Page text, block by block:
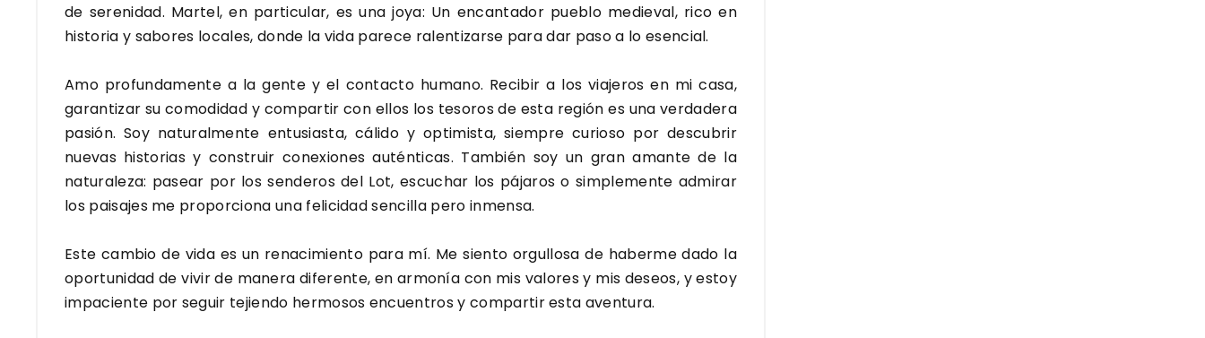
de serenidad. Martel, en particular, es una joya: Un encantador pueblo medieval, rico en
historia y sabores locales, donde la vida parece ralentizarse para dar paso a lo esencial.
Amo profundamente a la gente y el contacto humano. Recibir a los viajeros en mi casa,
garantizar su comodidad y compartir con ellos los tesoros de esta región es una verdadera
pasión. Soy naturalmente entusiasta, cálido y optimista, siempre curioso por descubrir
nuevas historias y construir conexiones auténticas. También soy un gran amante de la
naturaleza: pasear por los senderos del Lot, escuchar los pájaros o simplemente admirar
los paisajes me proporciona una felicidad sencilla pero inmensa.
Este cambio de vida es un renacimiento para mí. Me siento orgullosa de haberme dado la
oportunidad de vivir de manera diferente, en armonía con mis valores y mis deseos, y estoy
impaciente por seguir tejiendo hermosos encuentros y compartir esta aventura.